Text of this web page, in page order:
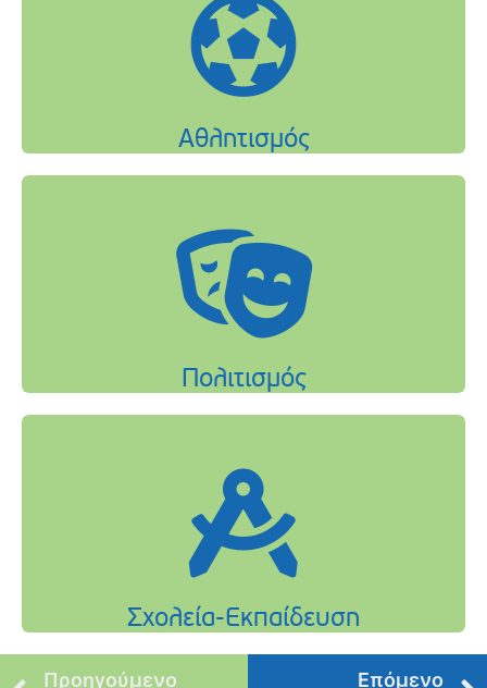
Προηγούμενο Επόμενο